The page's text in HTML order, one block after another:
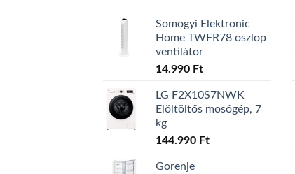
Somogyi Elektronic
Home TWFR78 oszlop
ventilátor
14.990 Ft
LG F2X10S7NWK
Elöltöltős mosógép, 7
kg
144.990 Ft
Gorenje